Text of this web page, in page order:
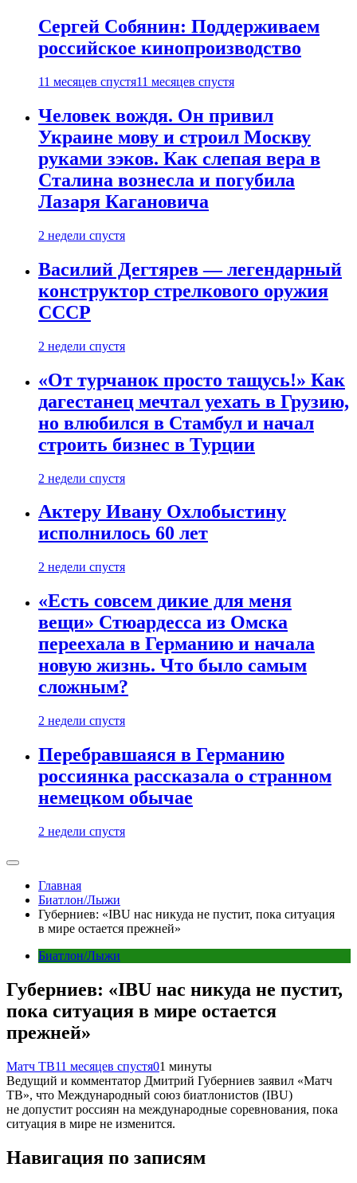
Сергей Собянин: Поддерживаем
российское кинопроизводство
11 месяцев спустя11 месяцев спустя
Человек вождя. Он привил
Украине мову и строил Москву
руками зэков. Как слепая вера в
Сталина вознесла и погубила
Лазаря Кагановича
2 недели спустя
Василий Дегтярев — легендарный
конструктор стрелкового оружия
СССР
2 недели спустя
«От турчанок просто тащусь!» Как
дагестанец мечтал уехать в Грузию,
но влюбился в Стамбул и начал
строить бизнес в Турции
2 недели спустя
Актеру Ивану Охлобыстину
исполнилось 60 лет
2 недели спустя
«Есть совсем дикие для меня
вещи» Стюардесса из Омска
переехала в Германию и начала
новую жизнь. Что было самым
сложным?
2 недели спустя
Перебравшаяся в Германию
россиянка рассказала о странном
немецком обычае
2 недели спустя
Главная
Биатлон/Лыжи
Губерниев: «IBU нас никуда не пустит, пока ситуация
в мире остается прежней»
Биатлон/Лыжи
Губерниев: «IBU нас никуда не пустит,
пока ситуация в мире остается
прежней»
Матч ТВ11 месяцев спустя01 минуты
Ведущий и комментатор Дмитрий Губерниев заявил «Матч
ТВ», что Международный союз биатлонистов (IBU)
не допустит россиян на международные соревнования, пока
ситуация в мире не изменится.
Навигация по записям